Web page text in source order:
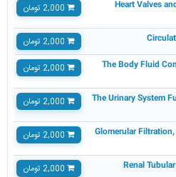
Heart Valves
The Body Fluid
The Urinary System
Glomerular
Renal